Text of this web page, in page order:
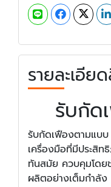
รายละเอีย
รับกัด
รับกัดเฟืองตามแบ
เครื่องมือที่มีประสิท
ทันสมัย ควบคุมโดย
ผลิตอย่างเต็มกำลัง